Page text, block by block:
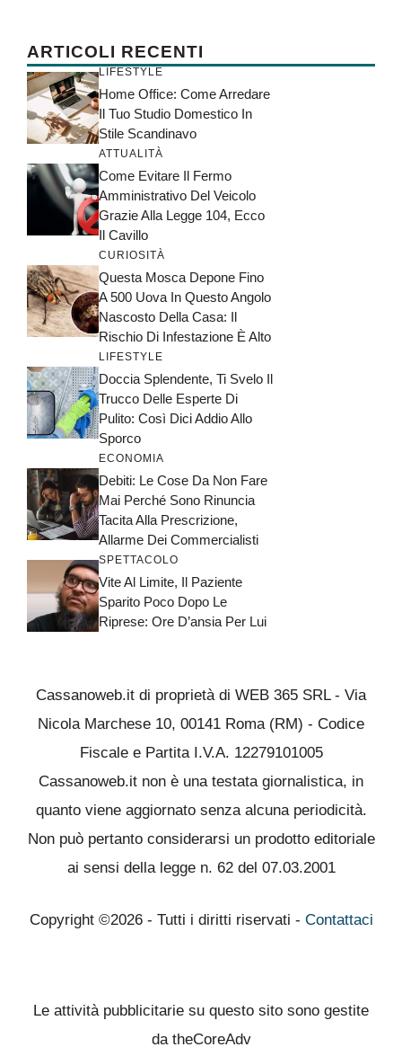
ARTICOLI RECENTI
LIFESTYLE
Home Office: Come Arredare
Il Tuo Studio Domestico In
Stile Scandinavo
ATTUALITÀ
Come Evitare Il Fermo
Amministrativo Del Veicolo
Grazie Alla Legge 104, Ecco
Il Cavillo
CURIOSITÀ
Questa Mosca Depone Fino
A 500 Uova In Questo Angolo
Nascosto Della Casa: Il
Rischio Di Infestazione È Alto
LIFESTYLE
Doccia Splendente, Ti Svelo Il
Trucco Delle Esperte Di
Pulito: Così Dici Addio Allo
Sporco
ECONOMIA
Debiti: Le Cose Da Non Fare
Mai Perché Sono Rinuncia
Tacita Alla Prescrizione,
Allarme Dei Commercialisti
SPETTACOLO
Vite Al Limite, Il Paziente
Sparito Poco Dopo Le
Riprese: Ore D’ansia Per Lui
Cassanoweb.it di proprietà di WEB 365 SRL - Via
Nicola Marchese 10, 00141 Roma (RM) - Codice
Fiscale e Partita I.V.A. 12279101005
Cassanoweb.it non è una testata giornalistica, in
quanto viene aggiornato senza alcuna periodicità.
Non può pertanto considerarsi un prodotto editoriale
ai sensi della legge n. 62 del 07.03.2001
Copyright ©2026 - Tutti i diritti riservati - Contattaci
Le attività pubblicitarie su questo sito sono gestite
da theCoreAdv